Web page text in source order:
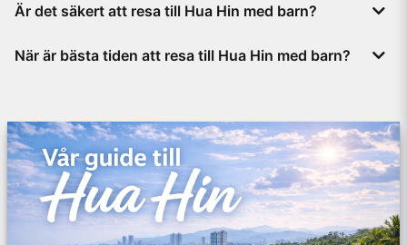
Är det säkert att resa till Hua Hin med barn?
semesterorter.
När är bästa tiden att resa till Hua Hin med barn?